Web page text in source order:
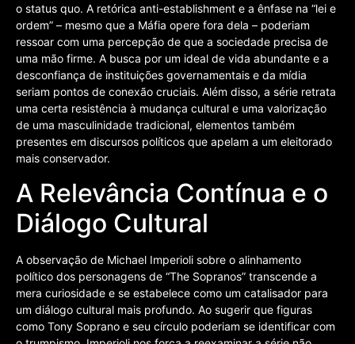
o status quo. A retórica anti-establishment e a ênfase na “lei e
ordem” – mesmo que a Máfia opere fora dela – poderiam
ressoar com uma percepção de que a sociedade precisa de
uma mão firme. A busca por um ideal de vida abundante e a
desconfiança de instituições governamentais e da mídia
seriam pontos de conexão cruciais. Além disso, a série retrata
uma certa resistência à mudança cultural e uma valorização
de uma masculinidade tradicional, elementos também
presentes em discursos políticos que apelam a um eleitorado
mais conservador.
A Relevância Contínua e o
Diálogo Cultural
A observação de Michael Imperioli sobre o alinhamento
político dos personagens de “The Sopranos” transcende a
mera curiosidade e se estabelece como um catalisador para
um diálogo cultural mais profundo. Ao sugerir que figuras
como Tony Soprano e seu círculo poderiam se identificar com